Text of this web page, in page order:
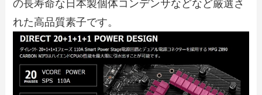
の長寿命な日本製個体コンデンサなどなど厳選さ
れた高品質素子です。